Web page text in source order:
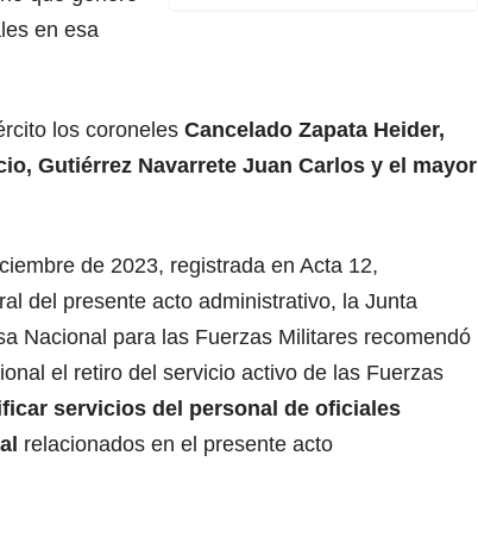
en esa
los coroneles Cancelado Zapata Heider,
Gutiérrez Navarrete Juan Carlos y el mayor
de 2023, registrada en Acta 12,
del presente acto administrativo, la Junta
Nacional para las Fuerzas Militares recomendó
el retiro del servicio activo de las Fuerzas
servicios del personal de oficiales
relacionados en el presente acto